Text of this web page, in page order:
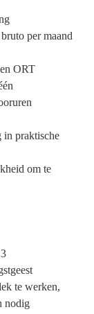
per maand
ORT
in praktische
om te
te werken,
nodig